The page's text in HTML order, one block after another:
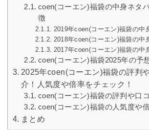
coen(コーエン)福袋の中身ネタ
徴
2019年coen(コーエン)福袋の中
2018年coen(コーエン)福袋の中
2017年coen(コーエン)福袋の中
coen(コーエン)福袋2025年の予
2025年coen(コーエン)福袋の評判
介！人気度や倍率をチェック！
coen(コーエン)福袋の評判や口コ
coen(コーエン)福袋の人気度や
まとめ